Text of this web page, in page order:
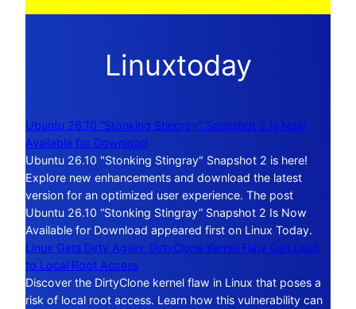
Linuxtoday
Ubuntu 26.10 “Stonking Stingray” Snapshot 2 Is Now
Available for Download
Ubuntu 26.10 "Stonking Stingray" Snapshot 2 is here!
Explore new enhancements and download the latest
version for an optimized user experience. The post
Ubuntu 26.10 “Stonking Stingray” Snapshot 2 Is Now
Available for Download appeared first on Linux Today.
Linux Gets Dirty Again: DirtyClone Kernel Flaw Can Lead
to Local Root Access
Discover the DirtyClone kernel flaw in Linux that poses a
risk of local root access. Learn how this vulnerability can